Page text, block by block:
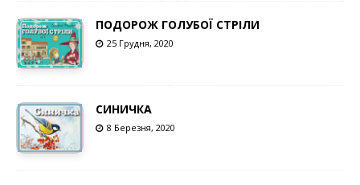
ПОДОРОЖ ГОЛУБОЇ СТРІЛИ
25 Грудня, 2020
СИНИЧКА
8 Березня, 2020